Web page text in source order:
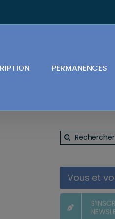
PERMANENCES
Rechercher:
Vous et